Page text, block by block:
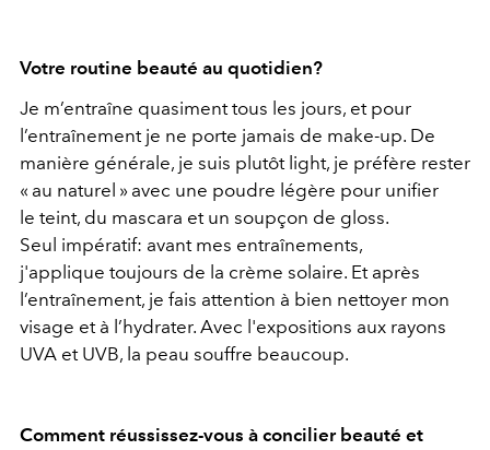
Votre routine beauté au quotidien?
Je m’entraîne quasiment tous les jours, et pour
l’entraînement je ne porte jamais de make-up. De
manière générale, je suis plutôt light, je préfère rester
« au naturel » avec une poudre légère pour unifier
le teint, du mascara et un soupçon de gloss.
Seul impératif: avant mes entraînements,
j'applique toujours de la crème solaire. Et après
l’entraînement, je fais attention à bien nettoyer mon
visage et à l’hydrater. Avec l'expositions aux rayons
UVA et UVB, la peau souffre beaucoup.
Comment réussissez-vous à concilier beauté et